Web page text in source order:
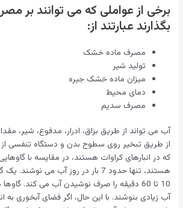
برخی از عواملی که می توانند بر
بگذارند عبارتند از:
مصرف ماده خشک
تولید شیر
میزان ماده خشک جیره
دمای محیط
مصرف سدیم
آب می تواند از طریق بزاق، ادرار، مدفوع، شیر،
از طریق تبخیر روی سطوح بدن و دستگاه تنفسی
که در انبارهای کراوات هستند، در مقایسه با
هستند، تنها حدود 7 بار در روز آب می
10 تا 60 دقیقه را صرف نوشیدن آب می کند.
آب زیادی بنوشند. با این حال، اگر فضای آبخوری به